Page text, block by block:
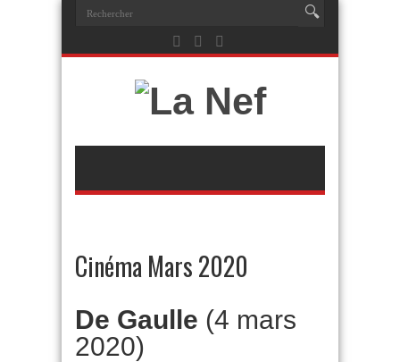
Cinéma Mars 2020
De Gaulle (4 mars
2020)